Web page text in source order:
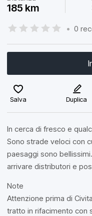
185 km
• 0
Salva Duplica
In cerca di fresco e
Sono strade veloci con
paesaggi sono
arrivare distributori e
Note
Attenzione prima di
tratto in rifacimento con